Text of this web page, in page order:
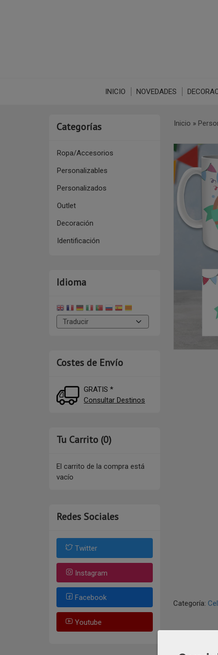
INICIO NOVEDADES
Categorías
Ropa/Accesorios
Personalizables
Personalizados
Outlet
Decoración
Identificación
Idioma
Costes de Envío
GRATIS *
Consultar Destinos
Tu Carrito (0)
El carrito de la compra está
vacío
Redes Sociales
Twitter
Instagram
Facebook
Youtube
Inicio »
Categoría: